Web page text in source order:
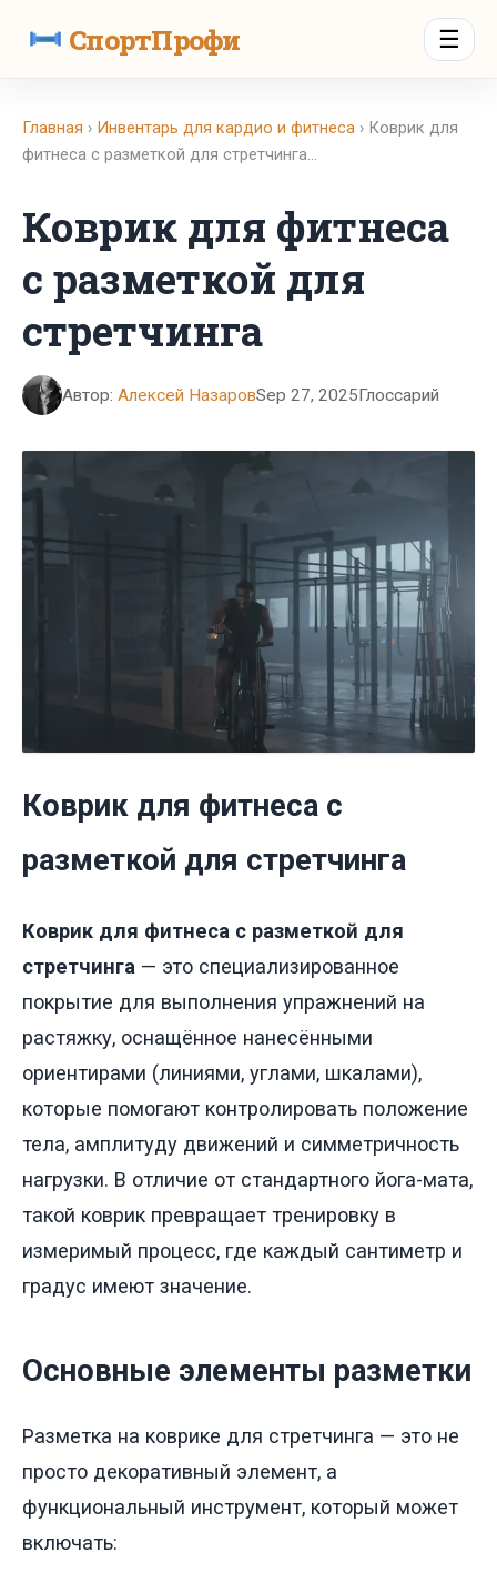
СпортПрофи ☰
Главная › Инвентарь для кардио и фитнеса › Коврик для
фитнеса с разметкой для стретчинга…
Коврик для фитнеса
с разметкой для
стретчинга
Автор: Алексей НазаровSep 27, 2025Глоссарий
Коврик для фитнеса с
разметкой для стретчинга
Коврик для фитнеса с разметкой для
стретчинга — это специализированное
покрытие для выполнения упражнений на
растяжку, оснащённое нанесёнными
ориентирами (линиями, углами, шкалами),
которые помогают контролировать положение
тела, амплитуду движений и симметричность
нагрузки. В отличие от стандартного йога-мата,
такой коврик превращает тренировку в
измеримый процесс, где каждый сантиметр и
градус имеют значение.
Основные элементы разметки
Разметка на коврике для стретчинга — это не
просто декоративный элемент, а
функциональный инструмент, который может
включать: